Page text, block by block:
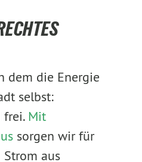
dem die Energie
selbst:
frei. Mit
sorgen wir für
aus